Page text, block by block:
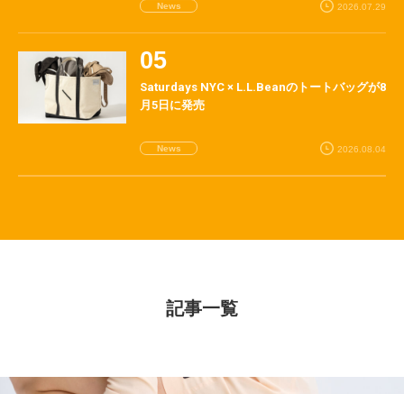
News 2026.07.29
Saturdays NYC × L.L.Beanのトートバッグが8
月5日に発売
News 2026.08.04
記事一覧